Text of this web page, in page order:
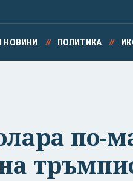
НОВИНИ ПОЛИТИКА
по-